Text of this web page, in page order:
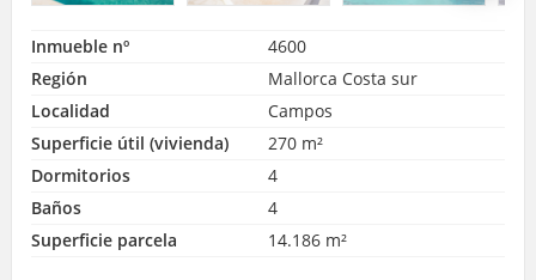
Inmueble nº
4600
Región
Mallorca Costa sur
Localidad
Campos
Superficie útil (vivienda)
270 m²
Dormitorios
4
Baños
4
Superficie parcela
14.186 m²